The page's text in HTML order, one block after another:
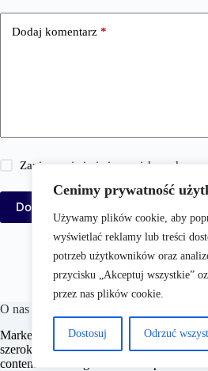
Cenimy prywatność
Używamy plików cookie, aby
wyświetlać reklamy lub treści
potrzeb użytkowników oraz
przycisku „Akceptuj wszystkie”
przez nas plików cookie.
Dostosuj Odrzuć
Dodaj komentarz *
Zapisz moje imię i nazwisko, adres
Dodaj komentarz
O nas
MarketingPortal.pl to internetowy
szeroki wachlarz informacji, analiz oraz
content marketingu i mediów